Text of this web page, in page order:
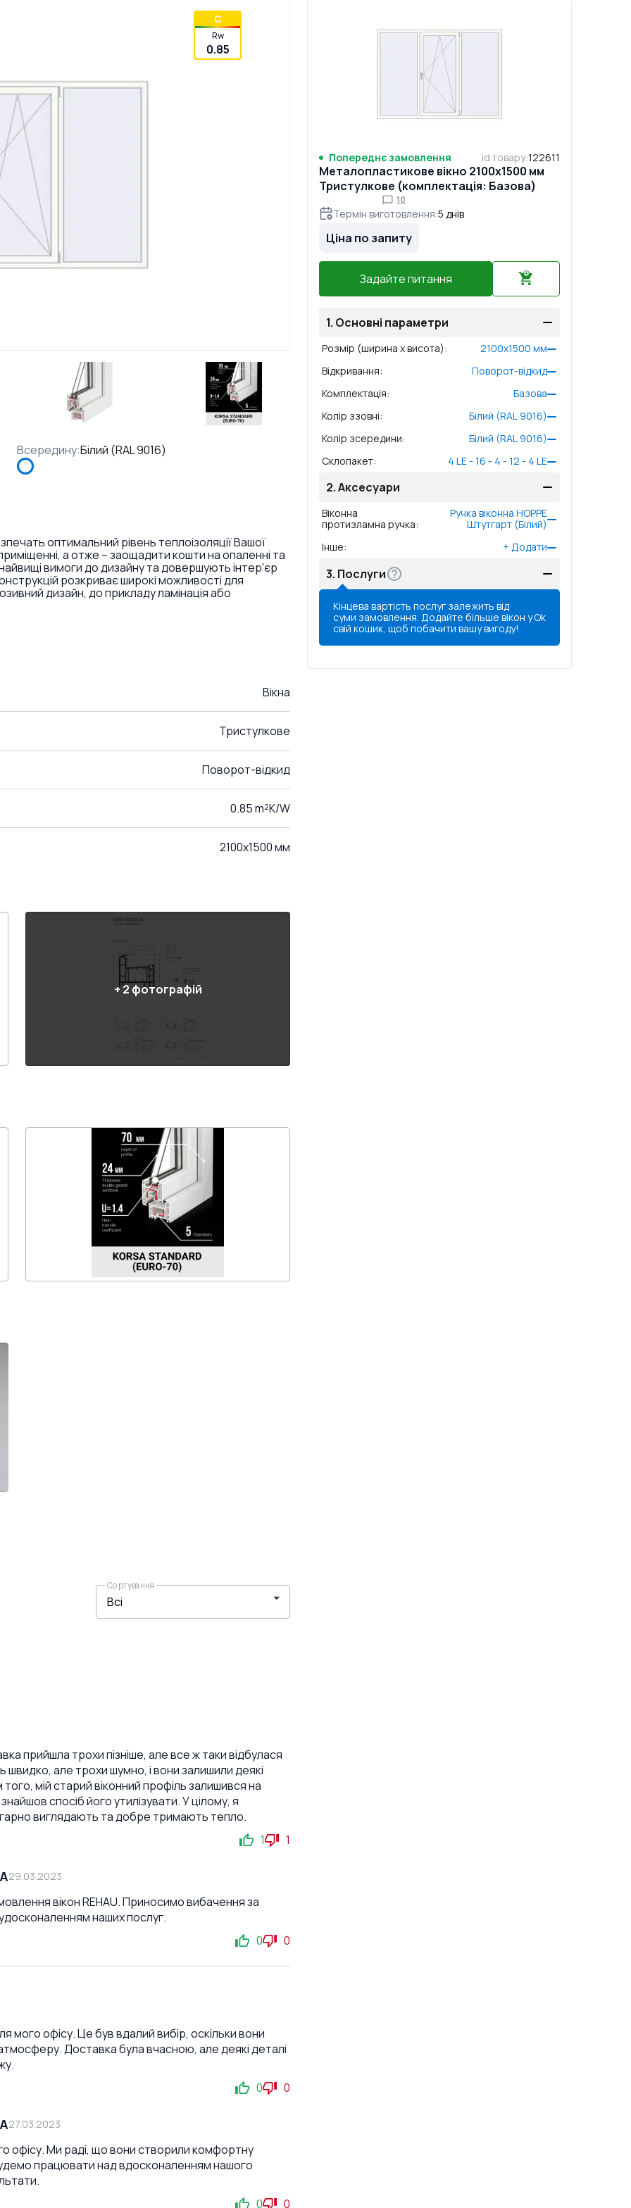
C
Rw
0.85
Всередину:Білий (RAL 9016)
оптимальний рівень теплоізоляції Вашої
а отже – заощадити кошти на опаленні та
вимоги до дизайну та довершують інтер'єр
розкриває широкі можливості для
дизайн, до прикладу ламінація або
Вікна
Тристулкове
Поворот-відкид
0.85 m²K/W
2100x1500 мм
+2 фотографій
Сортування
прийшла трохи пізніше, але все ж таки відбулася
але трохи шумно, і вони залишили деякі
мій старий віконний профіль залишився на
спосіб його утилізувати. У цілому, я
виглядають та добре тримають тепло.
1
1
29.03.2023
вікон REHAU. Приносимо вибачення за
наших послуг.
0
0
мого офісу. Це був вдалий вибір, оскільки вони
Доставка була вчасною, але деякі деталі
0
0
27.03.2023
офісу. Ми раді, що вони створили комфортну
працювати над вдосконаленням нашого
0
0
Попереднє замовлення id товару:122611
Металопластикове вікно 2100x1500 мм
Тристулкове (комплектація: Базова)
10
Термін виготовлення:5 днів
Ціна по запиту
Задайте питання
1. Основні параметри
Розмір (ширина x висота): 2100x1500 мм
Відкривання:
Поворот-відкид
Комплектація:
Базова
Колір ззовні:
Білий (RAL 9016)
Колір зсередини:
Білий (RAL 9016)
Склопакет: 4 LE - 16 - 4 - 12 - 4 LE
2.Аксесуари
Віконна
протизламна ручка:
Ручка віконна HOPPE
Штутгарт (Білий)
Інше: + Додати
3. Послуги
Кінцева вартість послуг залежить від
суми замовлення. Додайте більше вікон у
свій кошик, щоб побачити вашу вигоду!
Ok